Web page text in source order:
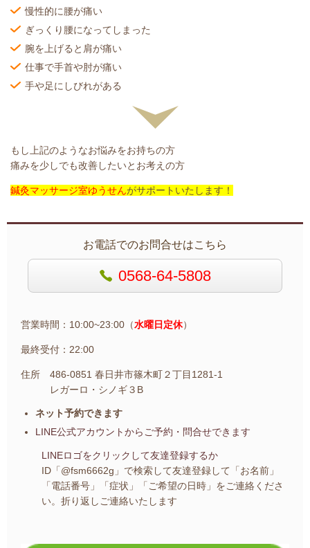
慢性的に腰が痛い
ぎっくり腰になってしまった
腕を上げると肩が痛い
仕事で手首や肘が痛い
手や足にしびれがある
もし上記のようなお悩みをお持ちの方
痛みを少しでも改善したいとお考えの方
鍼灸マッサージ室ゆうせんがサポートいたします！
お電話でのお問合せはこちら
0568-64-5808
営業時間：10:00~23:00（水曜日定休）
最終受付：22:00
住所 486-0851 春日井市篠木町２丁目1281-1
レガーロ・シノギ３B
ネット予約できます
LINE公式アカウントからご予約・問合せできます
LINEロゴをクリックして友達登録するか
ID「@fsm6662g」で検索して友達登録して
「お名前」
「電話番号」「症状」「ご希望の日時」をご連絡くださ
い。 折り返しご連絡いたします